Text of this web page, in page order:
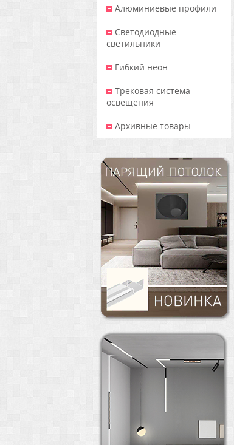
Алюминиевые профили
Светодиодные
светильники
Гибкий неон
Трековая система
освещения
Архивные товары